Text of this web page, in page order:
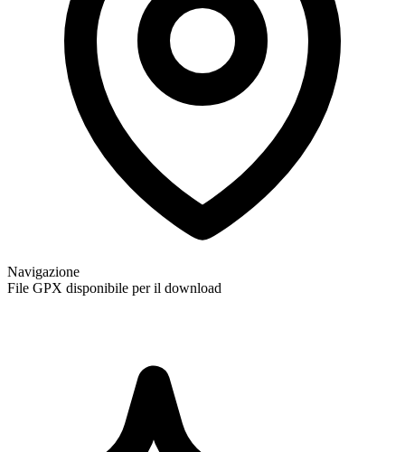
Navigazione
File GPX disponibile per il download